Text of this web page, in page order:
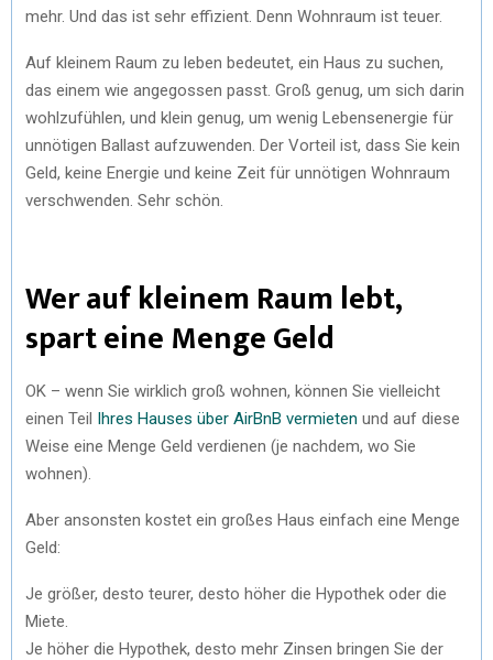
mehr. Und das ist sehr effizient. Denn Wohnraum ist teuer.
Auf kleinem Raum zu leben bedeutet, ein Haus zu suchen,
das einem wie angegossen passt. Groß genug, um sich darin
wohlzufühlen, und klein genug, um wenig Lebensenergie für
unnötigen Ballast aufzuwenden. Der Vorteil ist, dass Sie kein
Geld, keine Energie und keine Zeit für unnötigen Wohnraum
verschwenden. Sehr schön.
Wer auf kleinem Raum lebt,
spart eine Menge Geld
OK – wenn Sie wirklich groß wohnen, können Sie vielleicht
einen Teil Ihres Hauses über AirBnB vermieten und auf diese
Weise eine Menge Geld verdienen (je nachdem, wo Sie
wohnen).
Aber ansonsten kostet ein großes Haus einfach eine Menge
Geld:
Je größer, desto teurer, desto höher die Hypothek oder die
Miete.
Je höher die Hypothek, desto mehr Zinsen bringen Sie der